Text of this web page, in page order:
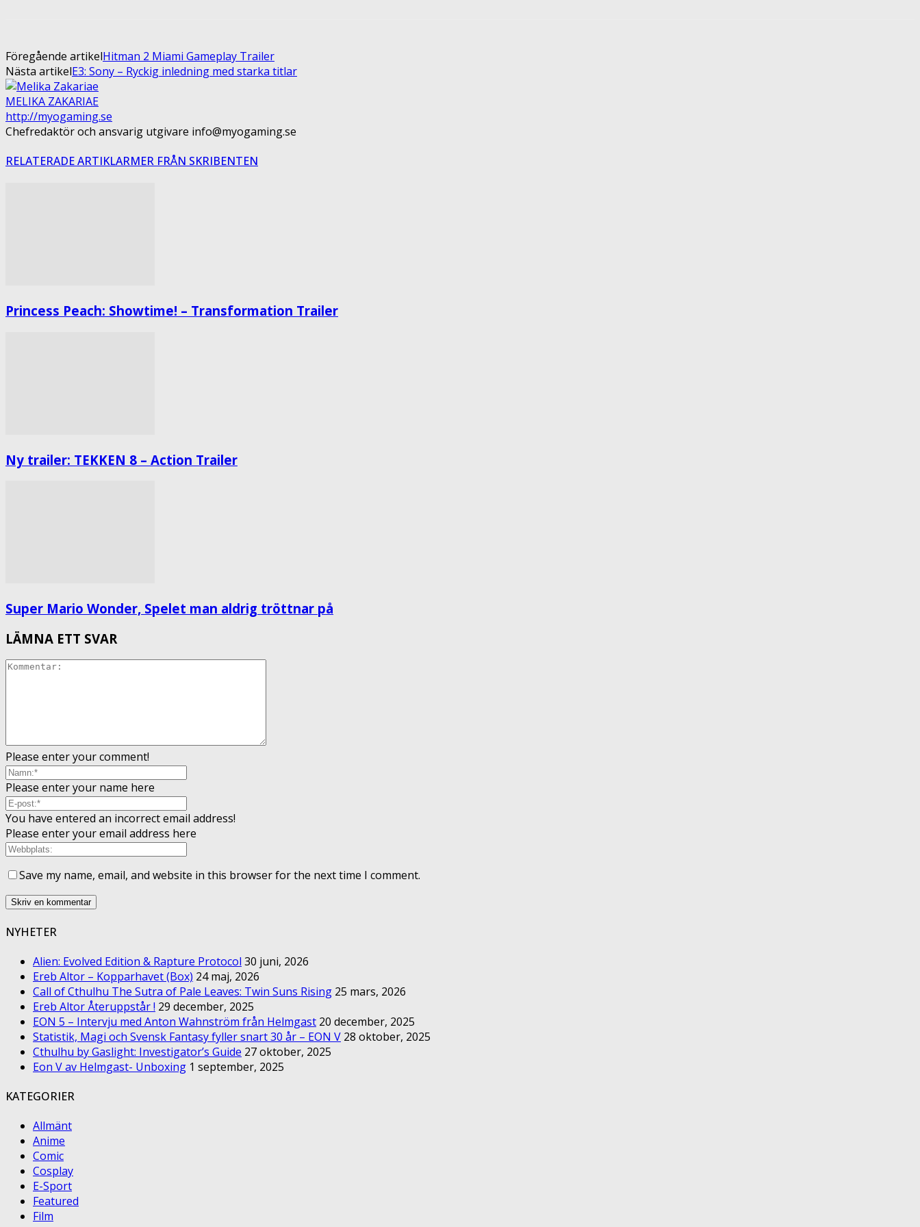
Föregående artikelHitman 2 Miami Gameplay Trailer
Nästa artikelE3: Sony – Ryckig inledning med starka titlar
MELIKA ZAKARIAE
http://myogaming.se
Chefredaktör och ansvarig utgivare info@myogaming.se
RELATERADE ARTIKLARMER FRÅN SKRIBENTEN
Princess Peach: Showtime! – Transformation Trailer
Ny trailer: TEKKEN 8 – Action Trailer
Super Mario Wonder, Spelet man aldrig tröttnar på
LÄMNA ETT SVAR
Please enter your comment!
Please enter your name here
You have entered an incorrect email address!
Please enter your email address here
Save my name, email, and website in this browser for the next time I comment.
NYHETER
Alien: Evolved Edition & Rapture Protocol 30 juni, 2026
Ereb Altor – Kopparhavet (Box) 24 maj, 2026
Call of Cthulhu The Sutra of Pale Leaves: Twin Suns Rising 25 mars, 2026
Ereb Altor Återuppstår ! 29 december, 2025
EON 5 – Intervju med Anton Wahnström från Helmgast 20 december, 2025
Statistik, Magi och Svensk Fantasy fyller snart 30 år – EON V 28 oktober, 2025
Cthulhu by Gaslight: Investigator’s Guide 27 oktober, 2025
Eon V av Helmgast- Unboxing 1 september, 2025
KATEGORIER
Allmänt
Anime
Comic
Cosplay
E-Sport
Featured
Film